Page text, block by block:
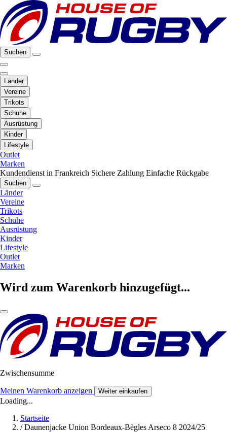
Suchen
Länder
Vereine
Trikots
Schuhe
Ausrüstung
Kinder
Lifestyle
Outlet
Marken
Kundendienst in Frankreich Sichere Zahlung Einfache Rückgabe
Suchen
Länder
Vereine
Trikots
Schuhe
Ausrüstung
Kinder
Lifestyle
Outlet
Marken
Wird zum Warenkorb hinzugefügt...
Zwischensumme
Meinen Warenkorb anzeigen Weiter einkaufen
Loading...
Startseite
/ Daunenjacke Union Bordeaux-Bègles Arseco 8 2024/25